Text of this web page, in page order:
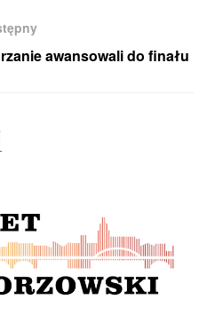
awansowali do finału